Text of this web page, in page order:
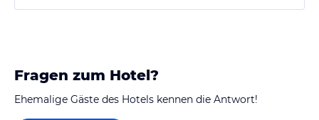
Fragen zum Hotel?
Ehemalige Gäste des Hotels kennen die Antwort!